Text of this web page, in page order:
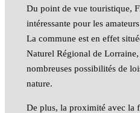
Du point de vue touristique,
intéressante pour les
La commune est en effet
Naturel Régional de
nombreuses possibilités de
nature.
De plus, la proximité avec la